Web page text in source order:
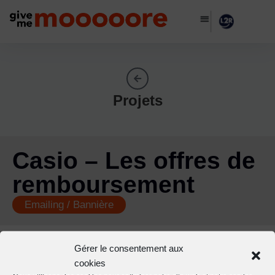
Gérer le consentement aux
cookies
Projets
Casio – Les offres de
remboursement
Emailing / Bannière